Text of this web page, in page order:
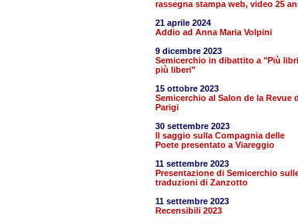
rassegna stampa web, video 25
21 aprile 2024
Addio ad Anna Maria Volpini
9 dicembre 2023
Semicerchio in dibattito a "Più libri
più liberi"
15 ottobre 2023
Semicerchio al Salon de la Revue
Parigi
30 settembre 2023
Il saggio sulla Compagnia delle
Poete presentato a Viareggio
11 settembre 2023
Presentazione di Semicerchio
traduzioni di Zanzotto
11 settembre 2023
Recensibili 2023